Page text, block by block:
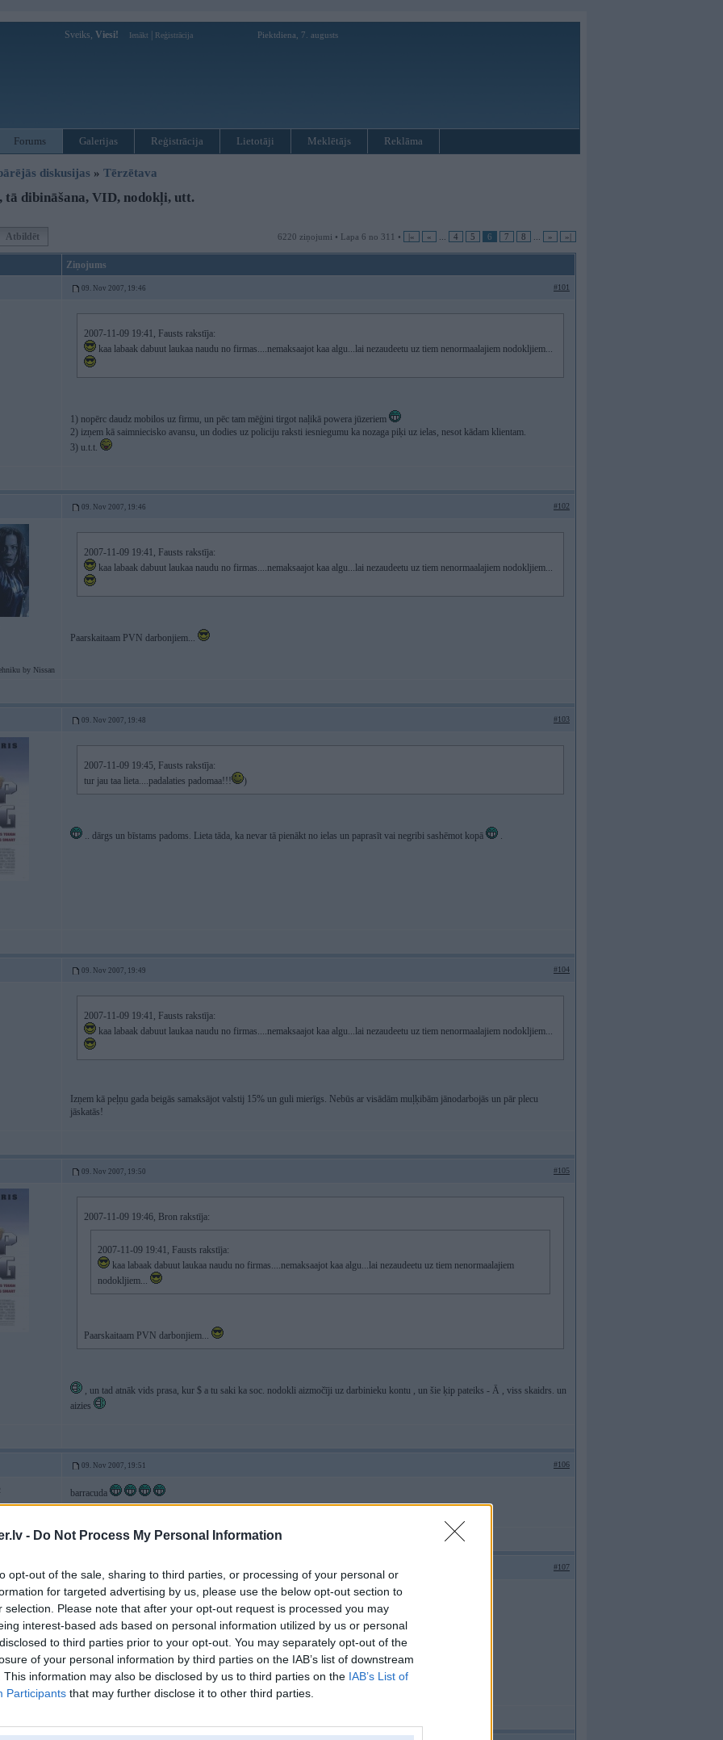
- Do Not Process My Personal Information
opt-out of the sale, sharing to third parties, or processing of your personal or
for targeted advertising by us, please use the below opt-out section to
selection. Please note that after your opt-out request is processed you may
interest-based ads based on personal information utilized by us or personal
to third parties prior to your opt-out. You may separately opt-out of the
of your personal information by third parties on the IAB’s list of downstream
This information may also be disclosed by us to third parties on the IAB’s List of
Participants that may further disclose it to other third parties.
Sveiks, Viesi! Ienākt Reģistrācija Piektdiena, 7. augusts
Forums Galerijas Reģistrācija Lietotāji Meklētājs Reklāma
diskusijas » Tērzētava
tā dibināšana, VID, nodokļi, utt.
Atbildēt 6220 ziņojumi • Lapa 6 no 311 • |« « 4 5 6 7 8 » »|
Ziņojums
09. Nov 2007, 19:46 #101
2007-11-09 19:41, Fausts rakstīja:
kaa labaak dabuut laukaa naudu no firmas....nemaksaajot kaa algu...lai nezaudeetu uz tiem nenormaalajiem nodokljiem...
1) nopērc daudz mobilos uz firmu, un pēc tam mēģini tirgot naļikā powera jūzeriem
2) izņem kā saimniecisko avansu, un dodies uz policiju raksti iesniegumu ka nozaga piķi uz ielas, nesot kādam klientam.
3) u.t.t.
09. Nov 2007, 19:46 #102
by Nissan
2007-11-09 19:41, Fausts rakstīja:
kaa labaak dabuut laukaa naudu no firmas....nemaksaajot kaa algu...lai nezaudeetu uz tiem nenormaalajiem nodokljiem...
Paarskaitaam PVN darbonjiem...
09. Nov 2007, 19:48 #103
2007-11-09 19:45, Fausts rakstīja:
tur jau taa lieta....padalaties padomaa!!!
)
.. dārgs un bīstams padoms. Lieta tāda, ka nevar tā pienākt no ielas un paprasīt vai negribi sashēmot kopā .
09. Nov 2007, 19:49 #104
2007-11-09 19:41, Fausts rakstīja:
kaa labaak dabuut laukaa naudu no firmas....nemaksaajot kaa algu...lai nezaudeetu uz tiem nenormaalajiem nodokljiem...
Izņem kā peļņu gada beigās samaksājot valstij 15% un guli mierīgs. Nebūs ar visādām muļķibām jānodarbojās un pār plecu
jāskatās!
09. Nov 2007, 19:50 #105
2007-11-09 19:46, Bron rakstīja:
2007-11-09 19:41, Fausts rakstīja:
kaa labaak dabuut laukaa naudu no firmas....nemaksaajot kaa algu...lai nezaudeetu uz tiem nenormaalajiem
nodokljiem...
Paarskaitaam PVN darbonjiem...
, un tad atnāk vids prasa, kur $ a tu saki ka soc. nodokli aizmočīji uz darbinieku kontu , un šie ķip pateiks - Ā , viss skaidrs. un
aizies
09. Nov 2007, 19:51 #106
barracuda
#107
tu tak neteici ka soc.nodokli taisies muhļīt